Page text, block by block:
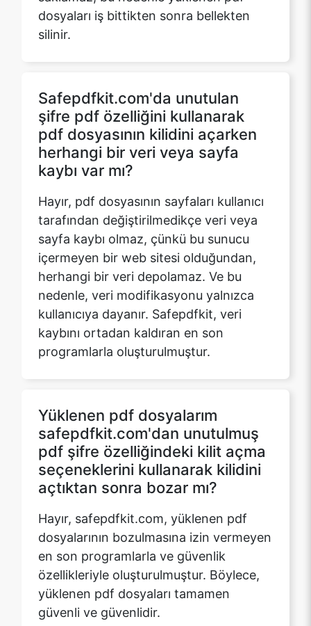
Safepdfkit.com'da unutulan
herhangi bir veri veya sayfa
kaybı var mı?
Hayır, pdf dosyasının sayfaları kullanıcı
tarafından değiştirilmedikçe veri veya
sayfa kaybı olmaz, çünkü bu sunucu
içermeyen bir web sitesi olduğundan,
herhangi bir veri depolamaz. Ve bu
nedenle, veri modifikasyonu yalnızca
kullanıcıya dayanır. Safepdfkit, veri
kaybını ortadan kaldıran en son
programlarla oluşturulmuştur.
Yüklenen pdf dosyalarım
seçeneklerini kullanarak kilidini
açtıktan sonra bozar mı?
Hayır, safepdfkit.com, yüklenen pdf
dosyalarının bozulmasına izin vermeyen
en son programlarla ve güvenlik
özellikleriyle oluşturulmuştur. Böylece,
yüklenen pdf dosyaları tamamen
güvenli ve güvenlidir.
Pdf dosyasında bulunan metni